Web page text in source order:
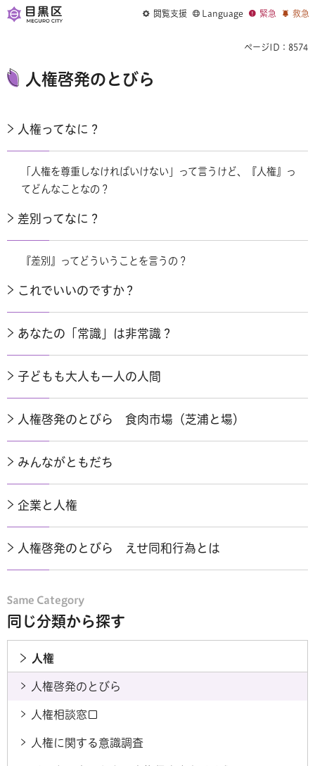
閲覧支援 Language 緊急 救急
ページID：8574
人権啓発のとびら
人権ってなに？
「人権を尊重しなければいけない」って言うけど、『人権』っ
てどんなことなの？
差別ってなに？
『差別』ってどういうことを言うの？
これでいいのですか？
あなたの「常識」は非常識？
子どもも大人も一人の人間
人権啓発のとびら 食肉市場（芝浦と場）
みんながともだち
企業と人権
人権啓発のとびら えせ同和行為とは
同じ分類から探す
人権
人権啓発のとびら
人権相談窓口
人権に関する意識調査